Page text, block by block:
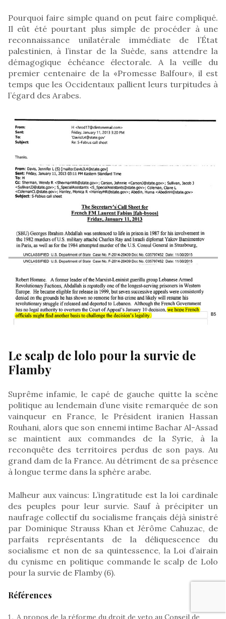
Pourquoi faire simple quand on peut faire compliqué.
Il eût été pourtant plus simple de procéder à une
reconnaissance unilatérale immédiate de l’État
palestinien, à l’instar de la Suède, sans attendre la
démagogique échéance électorale. A la veille du
premier centenaire de la «Promesse Balfour», il est
temps que les Occidentaux pallient leurs turpitudes à
l’égard des Arabes.
Le scalp de lolo pour la survie de
Flamby
Suprême infamie, le capé de gauche quitte la scène
politique au lendemain d’une visite remarquée de son
vainqueur en France, le Président iranien Hassan
Rouhani, alors que son ennemi intime Bachar Al-Assad
se maintient aux commandes de la Syrie, à la
reconquête des territoires perdus de son pays. Au
grand dam de la France. Au détriment de sa présence
à longue terme dans la sphère arabe.
Malheur aux vaincus: L’ingratitude est la loi cardinale
des peuples pour leur survie. Sauf à précipiter un
naufrage collectif du socialisme français déjà sinistré
par Dominique Strauss Khan et Jérôme Cahuzac, de
parfaits représentants de la déliquescence du
socialisme et non de sa quintessence, la Loi d’airain
du cynisme en politique commande le scalp de Lolo
pour la survie de Flamby (6).
Références
A propos de la réforme du droit de veto au Conseil de